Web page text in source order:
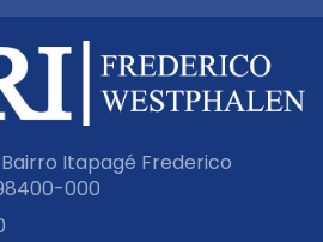
Bairro Itapagé Frederico
000